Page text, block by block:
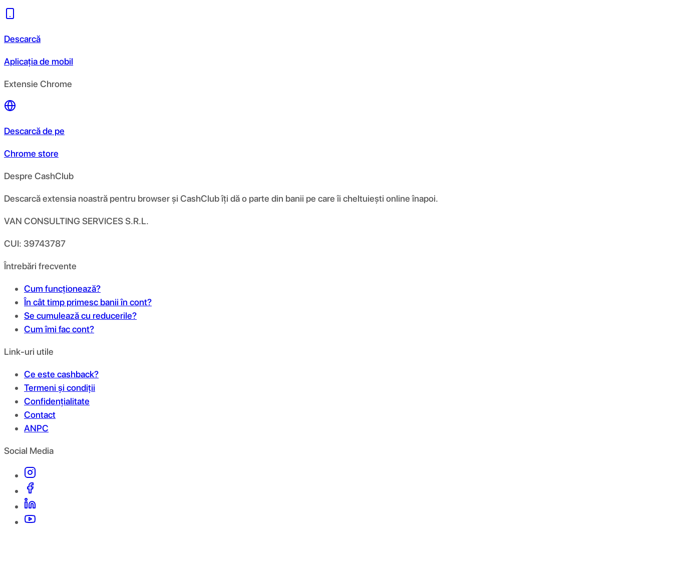
Descarcă
Aplicația de mobil
Extensie Chrome
Descarcă de pe
Chrome store
Despre CashClub
Descarcă extensia noastră pentru browser și CashClub îți dă o parte din banii pe care îi cheltuiești online înapoi.
VAN CONSULTING SERVICES S.R.L.
CUI: 39743787
Întrebări frecvente
Cum funcționează?
În cât timp primesc banii în cont?
Se cumulează cu reducerile?
Cum îmi fac cont?
Link-uri utile
Ce este cashback?
Termeni și condiții
Confidențialitate
Contact
ANPC
Social Media